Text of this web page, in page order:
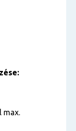
max.